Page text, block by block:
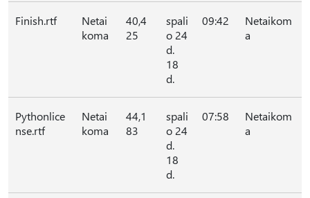
Finish.rtf
Netai
koma
40,4
25
spali
o 24
d.
18
d.
09:42
Netaikom
a
Pythonlice
nse.rtf
Netai
koma
44,1
83
spali
o 24
d.
18
d.
07:58
Netaikom
a